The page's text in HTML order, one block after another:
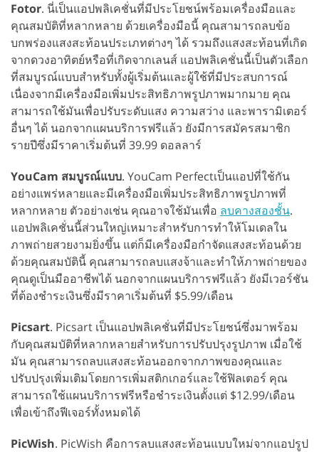
Fotor. นี่เป็นแอปพลิเคชั่นที่มีประโยชน์พร้อมเครื่องมือและ
คุณสมบัติที่หลากหลาย ด้วยเครื่องมือนี้ คุณสามารถลบข้อ
บกพร่องแสงสะท้อนประเภทต่างๆ ได้ รวมถึงแสงสะท้อนที่เกิด
จากดวงอาทิตย์หรือที่เกิดจากเลนส์ แอปพลิเคชั่นนี้เป็นตัวเลือก
ที่สมบูรณ์แบบสำหรับทั้งผู้เริ่มต้นและผู้ใช้ที่มีประสบการณ์
เนื่องจากมีเครื่องมือเพิ่มประสิทธิภาพรูปภาพมากมาย คุณ
สามารถใช้มันเพื่อปรับระดับแสง ความสว่าง และพารามิเตอร์
อื่นๆ ได้ นอกจากแผนบริการฟรีแล้ว ยังมีการสมัครสมาชิก
รายปีซึ่งมีราคาเริ่มต้นที่ 39.99 ดอลลาร์
YouCam สมบูรณ์แบบ. YouCam Perfectเป็นแอปที่ใช้กัน
อย่างแพร่หลายและมีเครื่องมือเพิ่มประสิทธิภาพรูปภาพที่
หลากหลาย ตัวอย่างเช่น คุณอาจใช้มันเพื่อ ลบคางสองชั้น.
แอปพลิเคชั่นนี้ส่วนใหญ่เหมาะสำหรับการทำให้โมเดลใน
ภาพถ่ายสวยงามยิ่งขึ้น แต่ก็มีเครื่องมือกำจัดแสงสะท้อนด้วย
ด้วยคุณสมบัตินี้ คุณสามารถลบแสงจ้าและทำให้ภาพถ่ายของ
คุณดูเป็นมืออาชีพได้ นอกจากแผนบริการฟรีแล้ว ยังมีเวอร์ชัน
ที่ต้องชำระเงินซึ่งมีราคาเริ่มต้นที่ $5.99/เดือน
Picsart. Picsart เป็นแอปพลิเคชั่นที่มีประโยชน์ซึ่งมาพร้อม
กับคุณสมบัติที่หลากหลายสำหรับการปรับปรุงรูปภาพ เมื่อใช้
มัน คุณสามารถลบแสงสะท้อนออกจากภาพของคุณและ
ปรับปรุงเพิ่มเติมโดยการเพิ่มสติกเกอร์และใช้ฟิลเตอร์ คุณ
สามารถใช้แผนบริการฟรีหรือชำระเงินตั้งแต่ $12.99/เดือน
เพื่อเข้าถึงฟีเจอร์ทั้งหมดได้
PicWish. PicWish คือการลบแสงสะท้อนแบบใหม่จากแอปรูป